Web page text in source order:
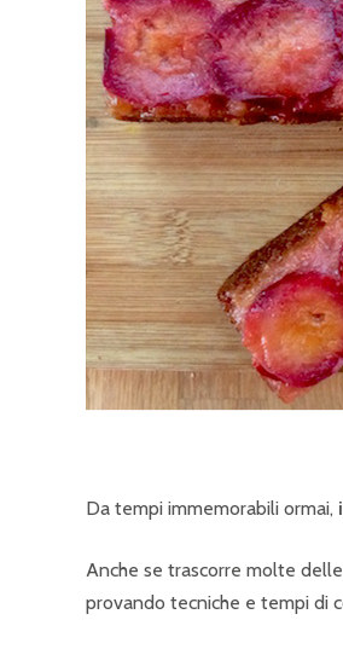
Da tempi immemorabili ormai,
Anche se trascorre molte
provando tecniche e tempi di